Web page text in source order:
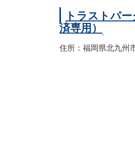
トラストパ
済専用）
住所：福岡県北九州